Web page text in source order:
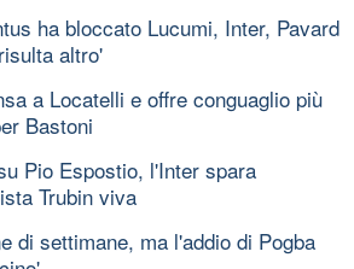
ha bloccato Lucumi, Inter, Pavard
altro'
a Locatelli e offre conguaglio più
Bastoni
Pio Espostio, l'Inter spara
Trubin viva
di settimane, ma l'addio di Pogba